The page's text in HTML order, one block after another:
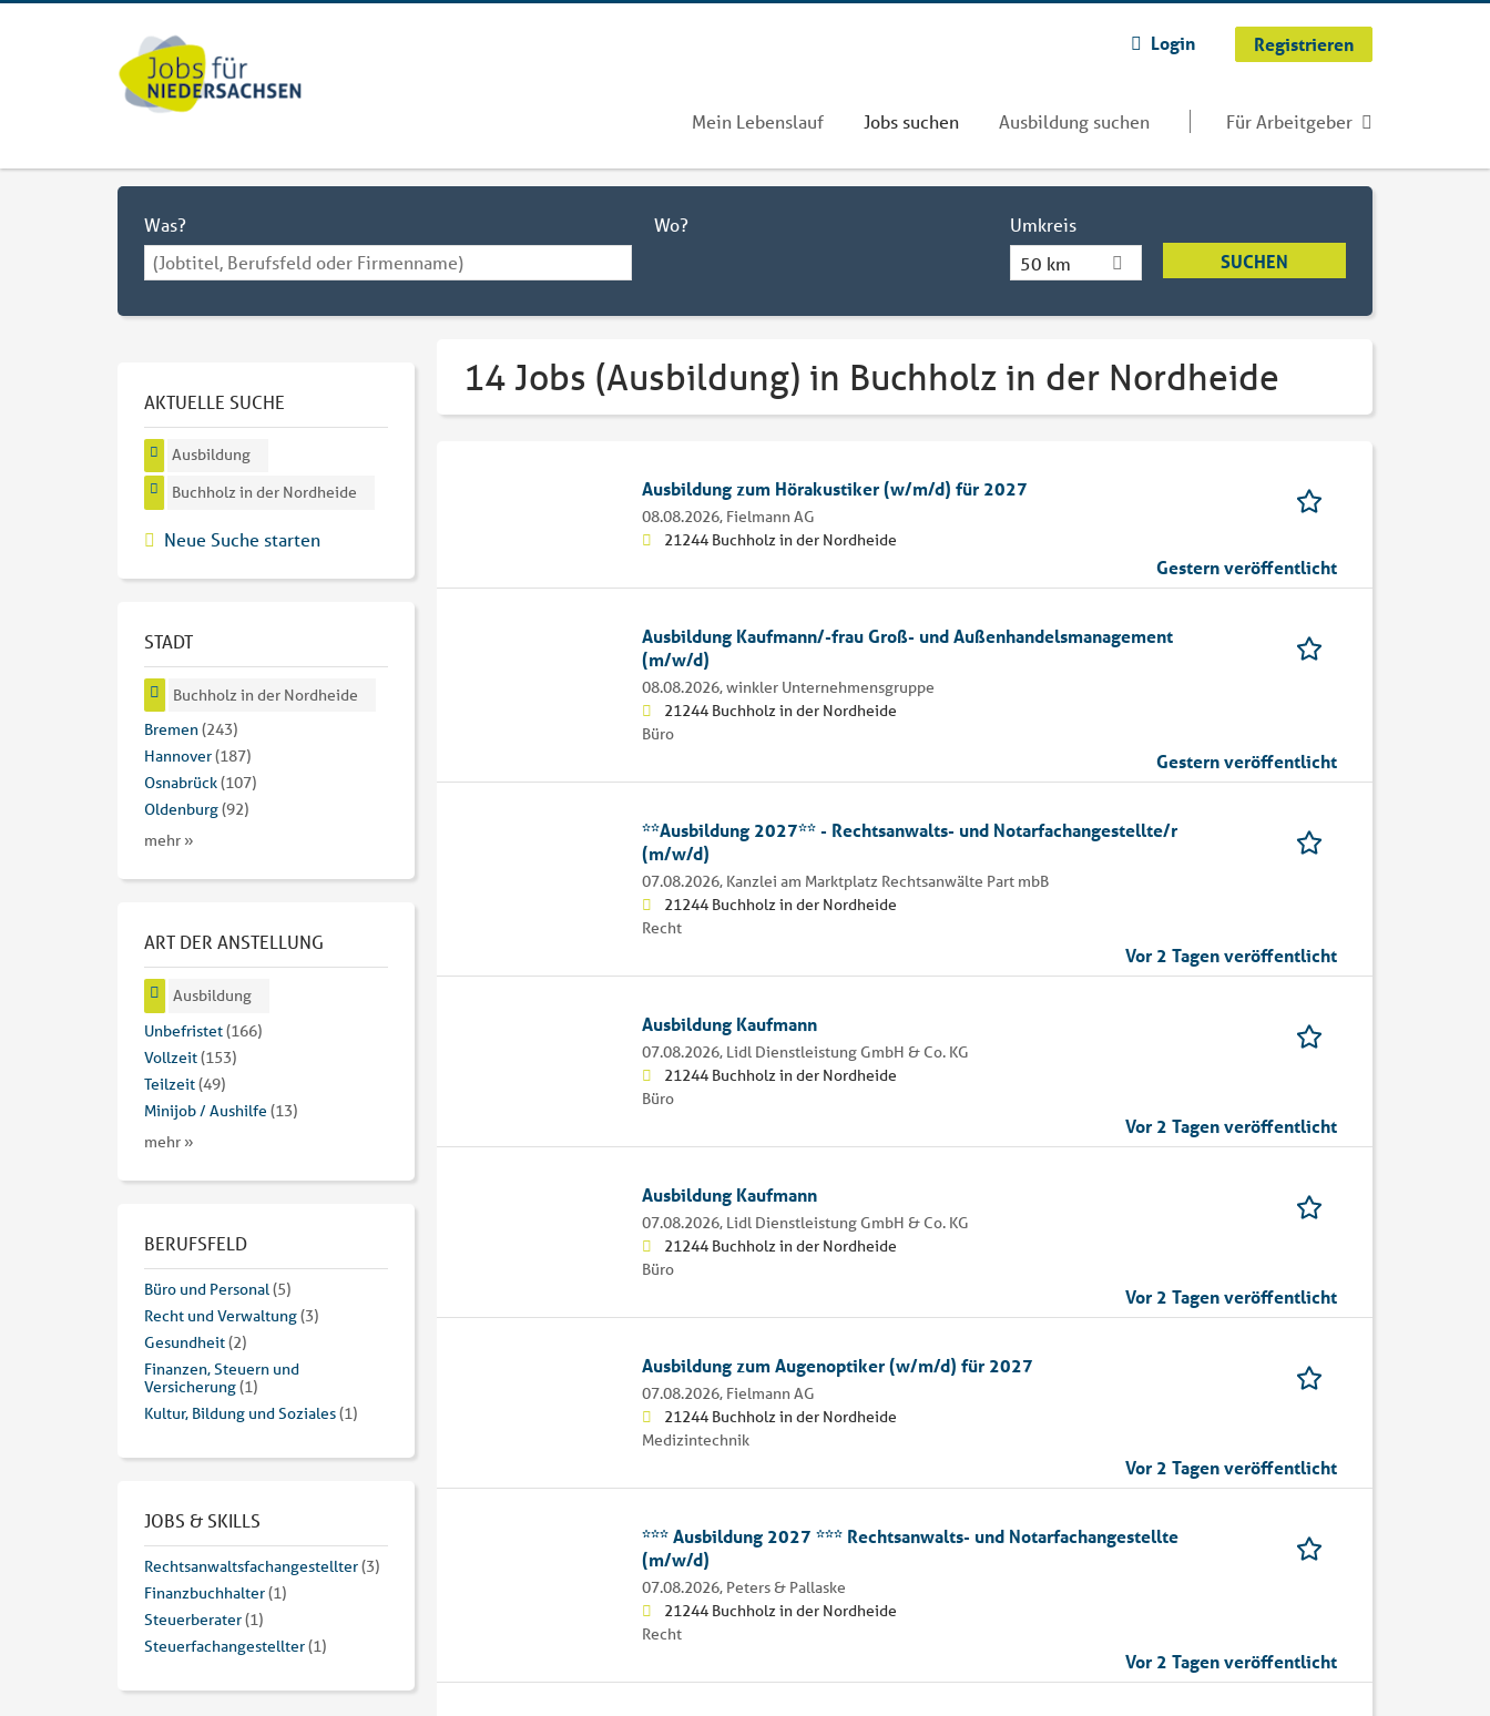
Login Registrieren
Mein Lebenslauf Jobs suchen Ausbildung suchen Für Arbeitgeber
Was? Wo?
Umkreis
50 km
14 Jobs (Ausbildung) in Buchholz in der Nordheide
Ausbildung zum Hörakustiker (w/m/d) für 2027
08.08.2026, Fielmann AG
21244 Buchholz in der Nordheide
Gestern veröffentlicht
Ausbildung Kaufmann/-frau Groß- und Außenhandelsmanagement
(m/w/d)
08.08.2026,winkler Unternehmensgruppe
21244 Buchholz in der Nordheide
Büro
Gestern veröffentlicht
**Ausbildung 2027** - Rechtsanwalts- und Notarfachangestellte/r
(m/w/d)
07.08.2026, Kanzlei am Marktplatz Rechtsanwälte Part mbB
21244 Buchholz in der Nordheide
Recht
Vor 2 Tagen veröffentlicht
Ausbildung Kaufmann
07.08.2026, Lidl Dienstleistung GmbH & Co. KG
21244 Buchholz in der Nordheide
Büro
Vor 2 Tagen veröffentlicht
Ausbildung Kaufmann
07.08.2026, Lidl Dienstleistung GmbH & Co. KG
21244 Buchholz in der Nordheide
Büro
Vor 2 Tagen veröffentlicht
Ausbildung zum Augenoptiker (w/m/d) für 2027
07.08.2026, Fielmann AG
21244 Buchholz in der Nordheide
Medizintechnik
Vor 2 Tagen veröffentlicht
*** Ausbildung 2027 *** Rechtsanwalts- und Notarfachangestellte
(m/w/d)
07.08.2026, Peters & Pallaske
21244 Buchholz in der Nordheide
Recht
Vor 2 Tagen veröffentlicht
AKTUELLE SUCHE
Ausbildung
Buchholz in der Nordheide
Neue Suche starten
STADT
Buchholz in der Nordheide
Bremen(243)
Hannover(187)
Osnabrück(107)
Oldenburg(92)
mehr »
ART DER ANSTELLUNG
Ausbildung
Unbefristet(166)
Vollzeit(153)
Teilzeit(49)
Minijob / Aushilfe (13)
mehr »
BERUFSFELD
Büro und Personal(5)
Recht und Verwaltung(3)
Gesundheit(2)
Finanzen, Steuern und
Versicherung(1)
Kultur, Bildung und Soziales(1)
JOBS & SKILLS
Rechtsanwaltsfachangestellter(3)
Finanzbuchhalter(1)
Steuerberater(1)
Steuerfachangestellter(1)